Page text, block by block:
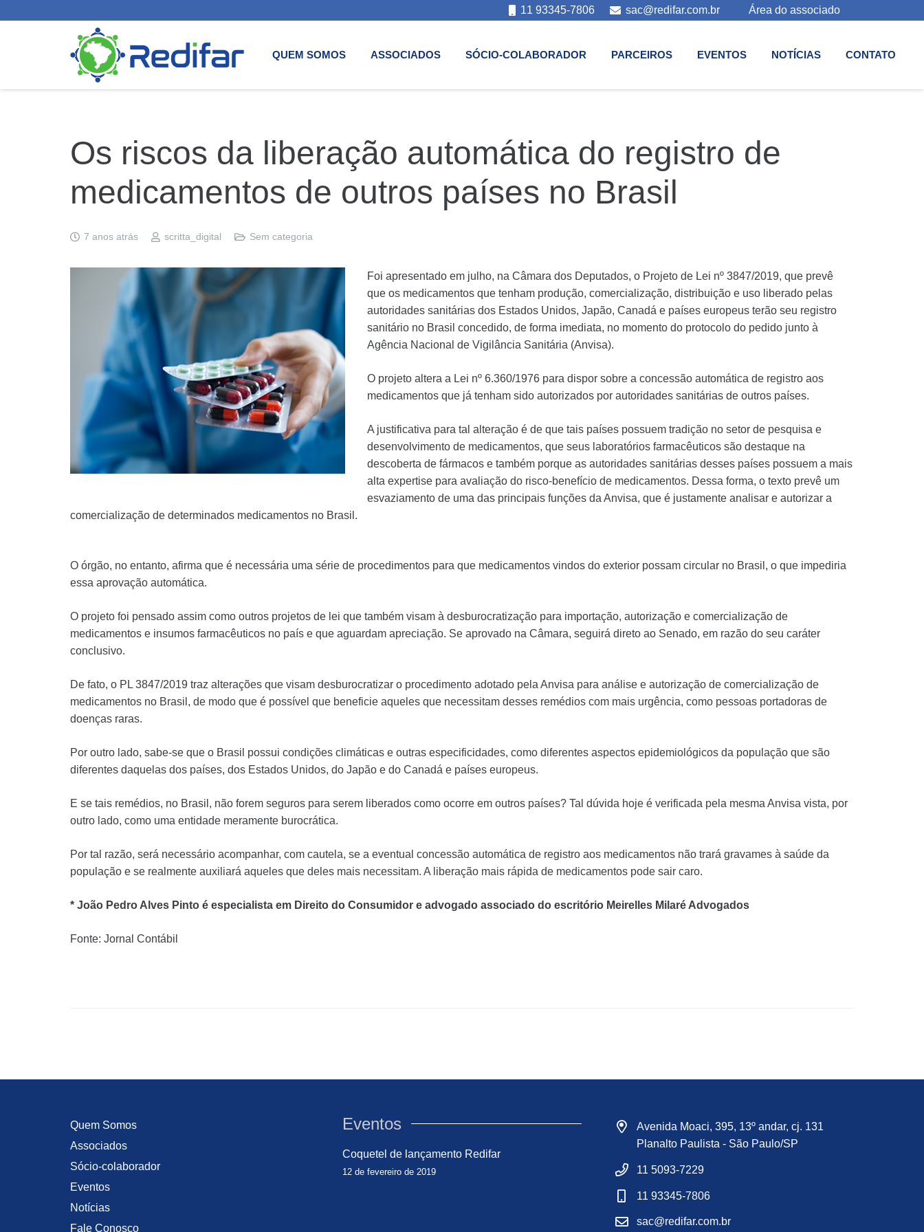
11 93345-7806 sac@redifar.com.br Área do associado
QUEM SOMOS ASSOCIADOS SÓCIO-COLABORADOR PARCEIROS EVENTOS NOTÍCIAS CONTATO
Os riscos da liberação automática do registro de
medicamentos de outros países no Brasil
7 anos atrás scritta_digital Sem categoria
Foi apresentado em julho, na Câmara dos Deputados, o Projeto de Lei nº 3847/2019, que prevê
que os medicamentos que tenham produção, comercialização, distribuição e uso liberado pelas
autoridades sanitárias dos Estados Unidos, Japão, Canadá e países europeus terão seu registro
sanitário no Brasil concedido, de forma imediata, no momento do protocolo do pedido junto à
Agência Nacional de Vigilância Sanitária (Anvisa).
O projeto altera a Lei nº 6.360/1976 para dispor sobre a concessão automática de registro aos
medicamentos que já tenham sido autorizados por autoridades sanitárias de outros países.
A justificativa para tal alteração é de que tais países possuem tradição no setor de pesquisa e
desenvolvimento de medicamentos, que seus laboratórios farmacêuticos são destaque na
descoberta de fármacos e também porque as autoridades sanitárias desses países possuem a mais
alta expertise para avaliação do risco-benefício de medicamentos. Dessa forma, o texto prevê um
esvaziamento de uma das principais funções da Anvisa, que é justamente analisar e autorizar a
comercialização de determinados medicamentos no Brasil.
O órgão, no entanto, afirma que é necessária uma série de procedimentos para que medicamentos vindos do exterior possam circular no Brasil, o que impediria
essa aprovação automática.
O projeto foi pensado assim como outros projetos de lei que também visam à desburocratização para importação, autorização e comercialização de
medicamentos e insumos farmacêuticos no país e que aguardam apreciação. Se aprovado na Câmara, seguirá direto ao Senado, em razão do seu caráter
conclusivo.
De fato, o PL 3847/2019 traz alterações que visam desburocratizar o procedimento adotado pela Anvisa para análise e autorização de comercialização de
medicamentos no Brasil, de modo que é possível que beneficie aqueles que necessitam desses remédios com mais urgência, como pessoas portadoras de
doenças raras.
Por outro lado, sabe-se que o Brasil possui condições climáticas e outras especificidades, como diferentes aspectos epidemiológicos da população que são
diferentes daquelas dos países, dos Estados Unidos, do Japão e do Canadá e países europeus.
E se tais remédios, no Brasil, não forem seguros para serem liberados como ocorre em outros países? Tal dúvida hoje é verificada pela mesma Anvisa vista, por
outro lado, como uma entidade meramente burocrática.
Por tal razão, será necessário acompanhar, com cautela, se a eventual concessão automática de registro aos medicamentos não trará gravames à saúde da
população e se realmente auxiliará aqueles que deles mais necessitam. A liberação mais rápida de medicamentos pode sair caro.
* João Pedro Alves Pinto é especialista em Direito do Consumidor e advogado associado do escritório Meirelles Milaré Advogados
Fonte: Jornal Contábil
Quem Somos
Associados
Sócio-colaborador
Eventos
Notícias
Fale Conosco
Eventos
Coquetel de lançamento Redifar
12 de fevereiro de 2019
Avenida Moaci, 395, 13º andar, cj. 131
Planalto Paulista - São Paulo/SP
11 5093-7229
11 93345-7806
sac@redifar.com.br